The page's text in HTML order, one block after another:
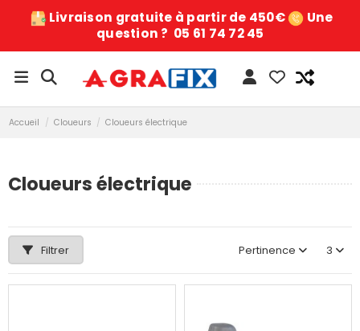
Livraison gratuite à partir de 450€
Une
question ? 05 61 74 72 45
Accueil Cloueurs Cloueurs électrique
Cloueurs électrique
Filtrer Pertinence 3